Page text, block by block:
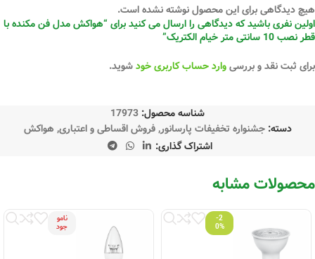
هیچ دیدگاهی برای این محصول نوشته نشده است.
اولین نفری باشید که دیدگاهی را ارسال می کنید برای “هواکش مدل فن مکنده با
قطر نصب 10 سانتی متر خیام الکتریک”
برای ثبت نقد و بررسیوارد حساب کاربری خودشوید.
شناسه محصول: 17973
دسته: جشنواره تخفیفات پارسانور, فروش اقساطی و اعتباری, هواکش
اشتراک گذاری:
محصولات مشابه
-2
0%
نامو
جود